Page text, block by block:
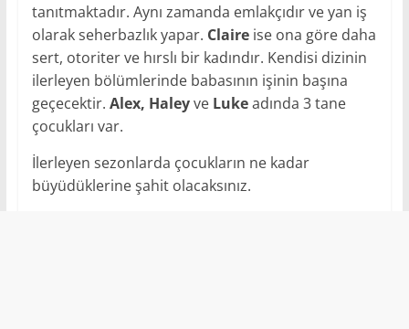
tanıtmaktadır. Aynı zamanda emlakçıdır ve yan iş
olarak seherbazlık yapar. Claireise ona göre daha
sert, otoriter ve hırslı bir kadındır. Kendisi dizinin
ilerleyen bölümlerinde babasının işinin başına
geçecektir. Alex, Haleyve Lukeadında 3 tane
çocukları var.
İlerleyen sezonlarda çocukların ne kadar
büyüdüklerine şahit olacaksınız.